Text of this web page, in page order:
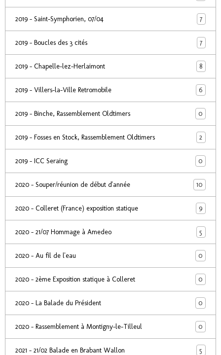
2019 - Saint-Symphorien, 07/04 7
2019 - Boucles des 3 cités 7
2019 - Chapelle-lez-Herlaimont 8
2019 - Villers-la-Ville Retromobile 6
2019 - Binche, Rassemblement Oldtimers 0
2019 - Fosses en Stock, Rassemblement Oldtimers 2
2019 - ICC Seraing 0
2020 - Souper/réunion de début d'année 10
2020 - Colleret (France) exposition statique 9
2020 - 21/07 Hommage à Amedeo 5
2020 - Au fil de l'eau 0
2020 - 2ème Exposition statique à Colleret 0
2020 - La Balade du Président 0
2020 - Rassemblement à Montigny-le-Tilleul 0
2021 - 21/02 Balade en Brabant Wallon 5